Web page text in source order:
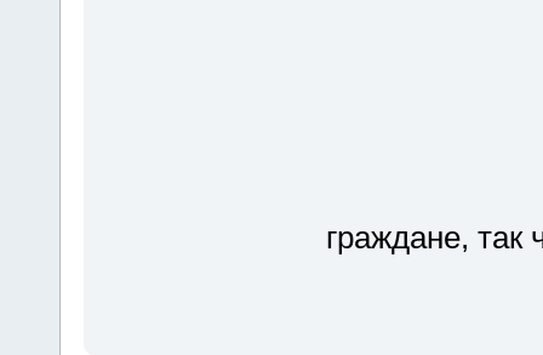
граждане, так